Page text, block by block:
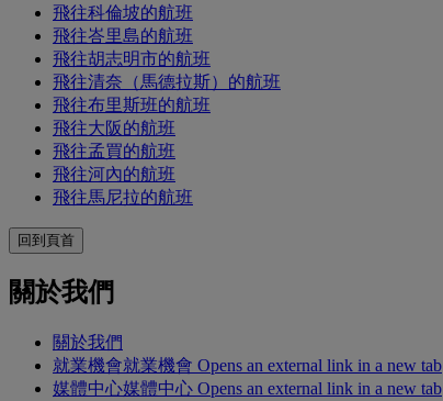
飛往科倫坡的航班
飛往峇里島的航班
飛往胡志明市的航班
飛往清奈（馬德拉斯）的航班
飛往布里斯班的航班
飛往大阪的航班
飛往孟買的航班
飛往河內的航班
飛往馬尼拉的航班
回到頁首
關於我們
關於我們
就業機會就業機會 Opens an external link in a new tab
媒體中心媒體中心 Opens an external link in a new tab